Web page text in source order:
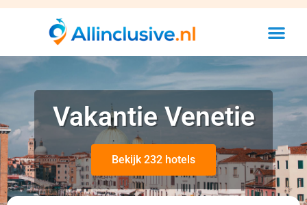
Vakantie Venetie
Bekijk 232 hotels